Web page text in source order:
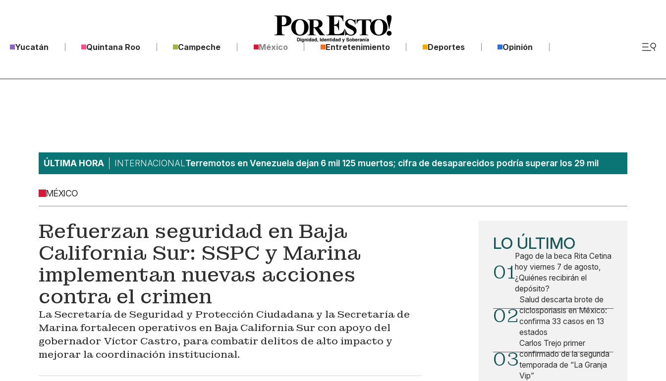
Yucatán Quintana Roo Campeche México Entretenimiento Deportes Opinión
ÚLTIMA HORA INTERNACIONAL Terremotos en Venezuela dejan 6 mil 125 muertos; cifra de desaparecidos podría superar los 29 mil
MÉXICO
Refuerzan seguridad en Baja
California Sur: SSPC y Marina
implementan nuevas acciones
contra el crimen
La Secretaría de Seguridad y Protección Ciudadana y la Secretaría de
Marina fortalecen operativos en Baja California Sur con apoyo del
gobernador Víctor Castro, para combatir delitos de alto impacto y
mejorar la coordinación institucional.
LO ÚLTIMO
01
Pago de la beca Rita Cetina
hoy viernes 7 de agosto,
¿Quiénes recibirán el
depósito?
02
Salud descarta brote de
ciclosporiasis en México:
confirma 33 casos en 13
estados
03
Carlos Trejo primer
confirmado de la segunda
temporada de “La Granja
Vip”